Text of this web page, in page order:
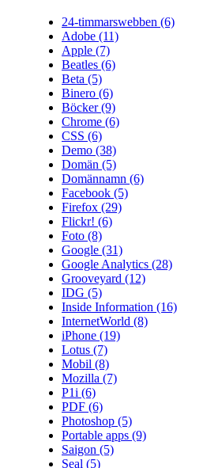
24-timmarswebben (6)
Adobe (11)
Apple (7)
Beatles (6)
Beta (5)
Binero (6)
Böcker(9)
Chrome (6)
CSS (6)
Demo (38)
Domän (5)
Domännamn (6)
Facebook (5)
Firefox (29)
Flickr! (6)
Foto (8)
Google (31)
Google Analytics (28)
Grooveyard (12)
IDG (5)
Inside Information (16)
InternetWorld (8)
iPhone (19)
Lotus (7)
Mobil (8)
Mozilla (7)
P1i (6)
PDF (6)
Photoshop (5)
Portable apps (9)
Saigon (5)
Seal (5)